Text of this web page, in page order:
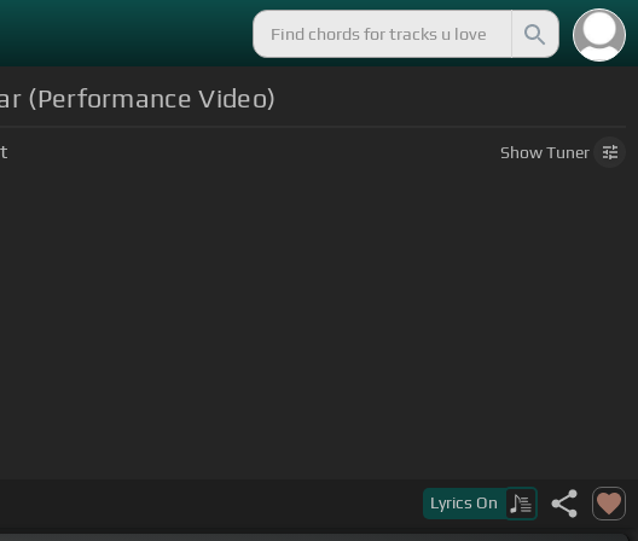
(Performance Video)
ShowTuner
Lyrics On